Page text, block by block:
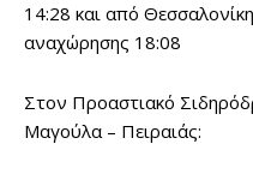
14:28 και από
αναχώρησης 18:08
Στον Προαστιακό
Μαγούλα – Πειραιάς: